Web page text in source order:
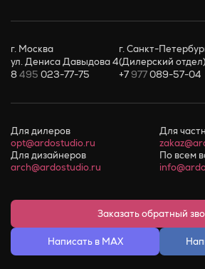
г. Москва
ул. Дениса Давыдова 4
8495 023-77-75
г. Санкт-
(Дилерский отдел)
+7977089-57-04
Для дилеров
opt@ardostudio.ru
Для
Для дизайнеров
arch@ardostudio.ru
По всем
Заказать обратный
Написать в MAX